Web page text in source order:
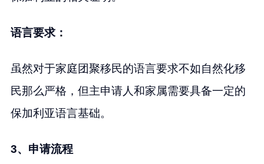
语言要求：
虽然对于家庭团聚移民的语言要求不如自然化移
民那么严格，但主申请人和家属需要具备一定的
保加利亚语言基础。
3、申请流程